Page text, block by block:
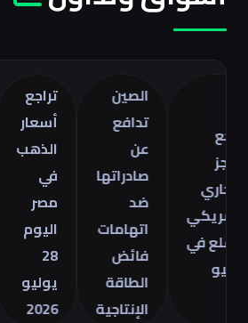
في
الصين
تدافع
صادراتها
اتهامات
فائض
الطاقة
الإنتاجية
أسعار
الذهب
اليوم
يوليو